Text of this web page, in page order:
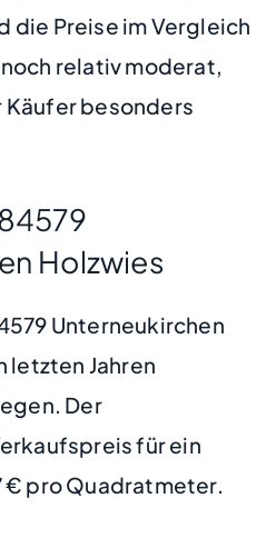
die Preise im Vergleich
relativ moderat,
besonders
Holzwies
Unterneukirchen
letzten Jahren
Der
für ein
pro Quadratmeter.